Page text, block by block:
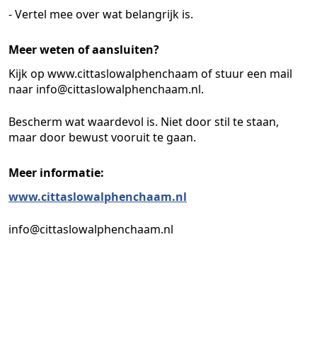
- Vertel mee over wat belangrijk is.
Meer weten of aansluiten?
Kijk op www.cittaslowalphenchaam of stuur een mail
naar info@cittaslowalphenchaam.nl.
Bescherm wat waardevol is. Niet door stil te staan,
maar door bewust vooruit te gaan.
Meer informatie:
www.cittaslowalphenchaam.nl
info@cittaslowalphenchaam.nl